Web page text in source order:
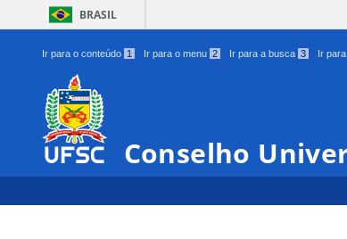
BRASIL
Ir para o conteúdo 1 Ir para o menu 2 Ir para a busca 3 Ir
Conselho